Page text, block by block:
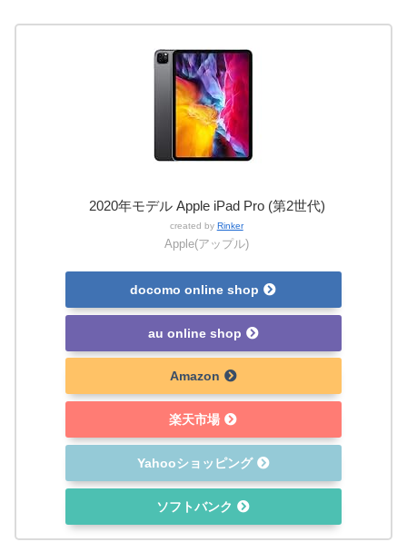
2020年モデル Apple iPad Pro (第2世代)
created by Rinker
Apple(アップル)
docomo online shop
au online shop
Amazon
楽天市場
Yahooショッピング
ソフトバンク